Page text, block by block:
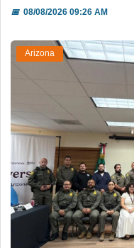
📅08/08/2026 09:26 AM
Arizona